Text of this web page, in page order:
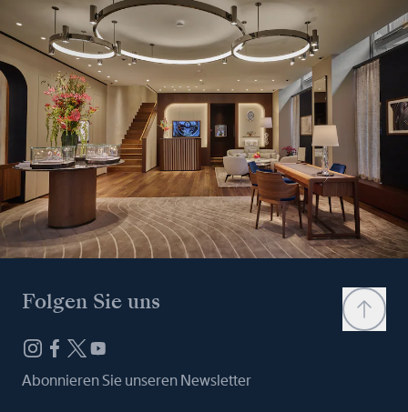
Folgen Sie uns
Abonnieren Sie unseren Newsletter